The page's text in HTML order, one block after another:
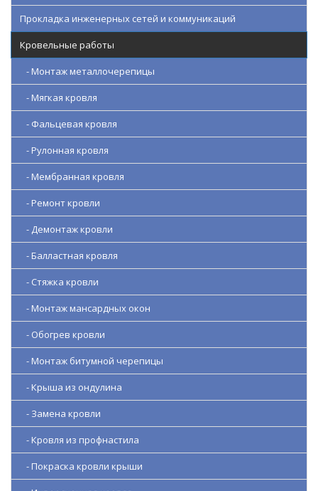
Прокладка инженерных сетей и коммуникаций
Кровельные работы
- Монтаж металлочерепицы
- Мягкая кровля
- Фальцевая кровля
- Рулонная кровля
- Мембранная кровля
- Ремонт кровли
- Демонтаж кровли
- Балластная кровля
- Стяжка кровли
- Монтаж мансардных окон
- Обогрев кровли
- Монтаж битумной черепицы
- Крыша из ондулина
- Замена кровли
- Кровля из профнастила
- Покраска кровли крыши